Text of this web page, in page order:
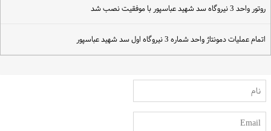
روتور واحد 3 نیروگاه سد شهید عباسپور با موفقیت نصب شد
اتمام عملیات دمونتاژ واحد شماره 3 نیروگاه اول سد شهید عباسپور